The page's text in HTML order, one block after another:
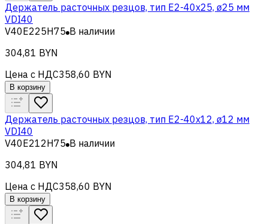
Держатель расточных резцов, тип Е2-40х25, ø25 мм
VDI40
V40E225H75 В наличии
304,81 BYN
Цена с НДС358,60 BYN
В корзину
Держатель расточных резцов, тип Е2-40х12, ø12 мм
VDI40
V40E212H75 В наличии
304,81 BYN
Цена с НДС358,60 BYN
В корзину